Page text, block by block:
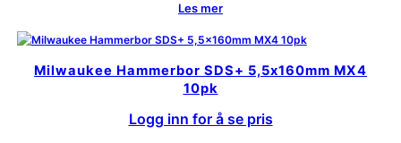
Les mer
Milwaukee Hammerbor SDS+ 5,5x160mm MX4
10pk
Logg inn for å se pris